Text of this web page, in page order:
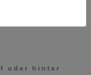
oder hinter